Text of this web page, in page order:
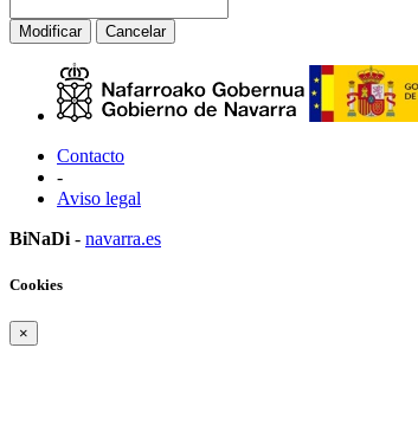
Modificar Cancelar
Contacto
-
Aviso legal
BiNaDi - navarra.es
Cookies
×